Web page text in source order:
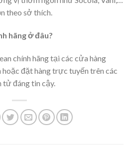
theo sở thích.
hãng ở đâu?
chính hãng tại các cửa hàng
đặt hàng trực tuyến trên các
đáng tin cậy.